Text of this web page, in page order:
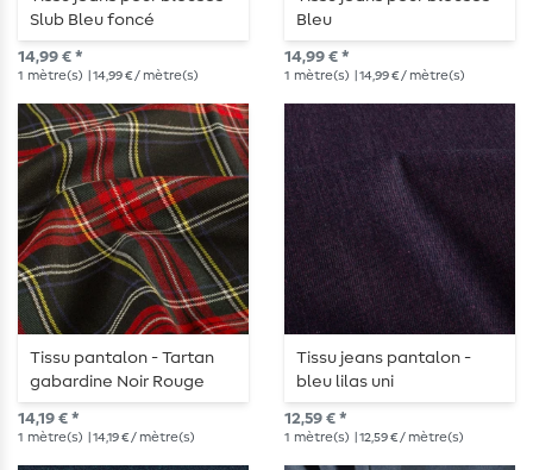
Slub Bleu foncé
14,99 € *
1 mètre(s) | 14,99 € / mètre(s)
Bleu
14,99 € *
1 mètre(s) | 14,99 € / mètre(s)
Tissu pantalon - Tartan
gabardine Noir Rouge
14,19 € *
1 mètre(s) | 14,19 € / mètre(s)
Tissu jeans pantalon -
bleu lilas uni
12,59 € *
1 mètre(s) | 12,59 € / mètre(s)